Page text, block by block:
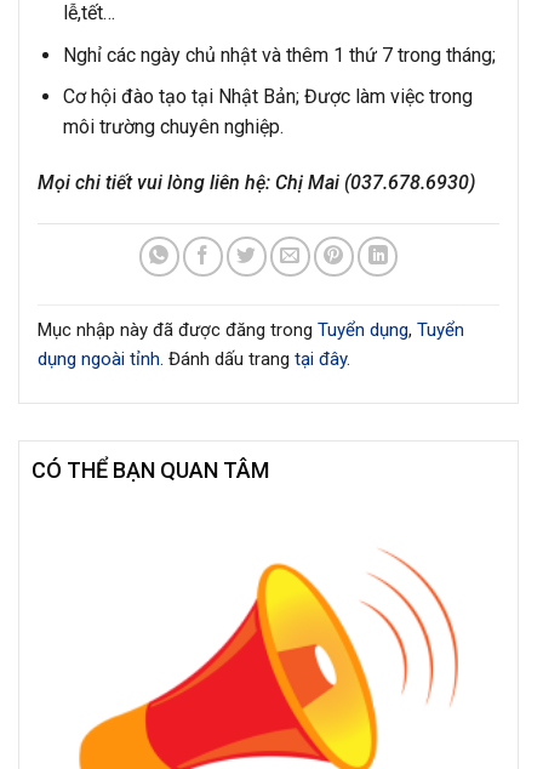
lễ,tết…
Nghỉ các ngày chủ nhật và thêm 1 thứ 7 trong tháng;
Cơ hội đào tạo tại Nhật Bản; Được làm việc trong
môi trường chuyên nghiệp.
Mọi chi tiết vui lòng liên hệ: Chị Mai (037.678.6930)
Mục nhập này đã được đăng trong Tuyển dụng, Tuyển
dụng ngoài tỉnh. Đánh dấu trang tại đây.
CÓ THỂ BẠN QUAN TÂM